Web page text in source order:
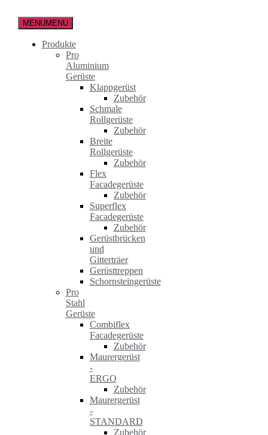
Inhalt
springen
MENUMENU
Produkte
Pro
Aluminium
Gerüste
Klappgerüst
Zubehör
Schmale
Rollgerüste
Zubehör
Breite
Rollgerüste
Zubehör
Flex
Facadegerüste
Zubehör
Superflex
Facadegerüste
Zubehör
Gerüstbrücken
und
Gitterträer
Gerüsttreppen
Schornsteingerüste
Pro
Stahl
Gerüste
Combiflex
Facadegerüste
Zubehör
Maurergerüst
-
ERGO
Zubehör
Maurergerüst
-
STANDARD
Zubehör